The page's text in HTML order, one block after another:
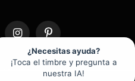
¿Necesitas ayuda?
¡Toca el timbre y pregunta a
nuestra IA!
InstagramPinterest
DE DATOS